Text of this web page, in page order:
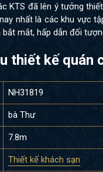
KTS đã lên ý tưởng
nhất là các khu vực
mắt, hấp dẫn đối
thiết kế quán
NH31819
bà Thư
7.8m
Thiết kế khách sạn